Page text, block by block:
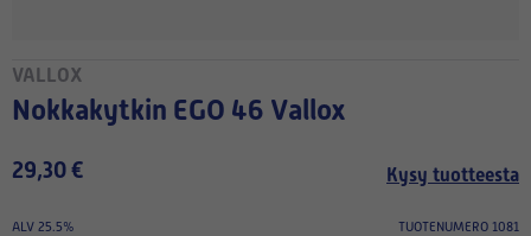
VALLOX
Nokkakytkin EGO 46 Vallox
29,30 € Kysy tuotteesta
ALV 25.5% TUOTENUMERO 1081